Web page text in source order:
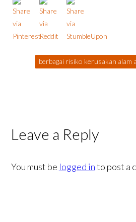
berbagai risiko kerusakan alam
Leave a Reply
You must be logged into post a